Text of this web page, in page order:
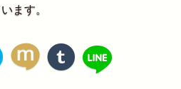
ます。